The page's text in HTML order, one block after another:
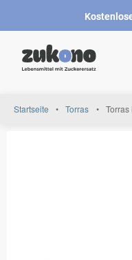
Startseite • Torras •